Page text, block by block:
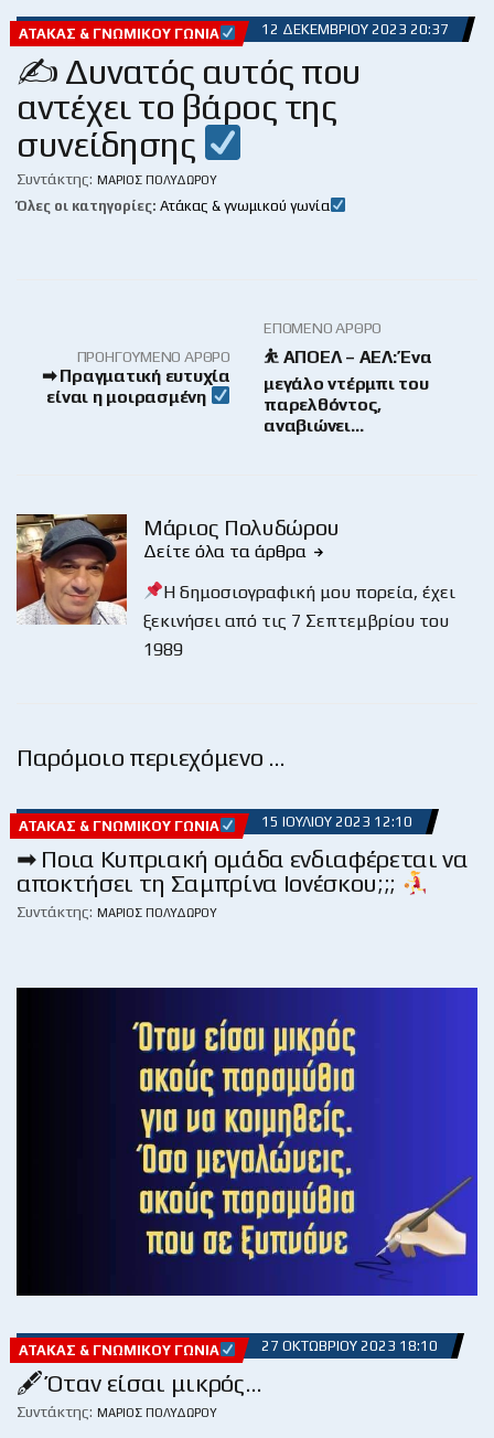
ΑΤΆΚΑΣ & ΓΝΩΜΙΚΟΎ ΓΩΝΊΑ 12 ΔΕΚΕΜΒΡΊΟΥ 2023 20:37
✍ Δυνατός αυτός που
αντέχει το βάρος της
συνείδησης
Συντάκτης: ΜΆΡΙΟΣ ΠΟΛΥΔΏΡΟΥ
Όλες οι κατηγορίες: Ατάκας & γνωμικού γωνία
ΠΡΟΗΓΟΎΜΕΝΟ ΆΡΘΡΟ
➡ Πραγματική ευτυχία
είναι η μοιρασμένη
ΕΠΌΜΕΝΟ ΆΡΘΡΟ
⛹ ΑΠΟΕΛ – ΑΕΛ: Ένα
μεγάλο ντέρμπι του
παρελθόντος,
αναβιώνει…
Μάριος Πολυδώρου
Δείτε όλα τα άρθρα
Η δημοσιογραφική μου πορεία, έχει
ξεκινήσει από τις 7 Σεπτεμβρίου του
1989
Παρόμοιο περιεχόμενο …
ΑΤΆΚΑΣ & ΓΝΩΜΙΚΟΎ ΓΩΝΊΑ 15 ΙΟΥΛΊΟΥ 2023 12:10
➡ Ποια Κυπριακή ομάδα ενδιαφέρεται να
αποκτήσει τη Σαμπρίνα Ιονέσκου;;;
Συντάκτης: ΜΆΡΙΟΣ ΠΟΛΥΔΏΡΟΥ
ΑΤΆΚΑΣ & ΓΝΩΜΙΚΟΎ ΓΩΝΊΑ 27 ΟΚΤΩΒΡΊΟΥ 2023 18:10
🖋 Όταν είσαι μικρός…
Συντάκτης: ΜΆΡΙΟΣ ΠΟΛΥΔΏΡΟΥ